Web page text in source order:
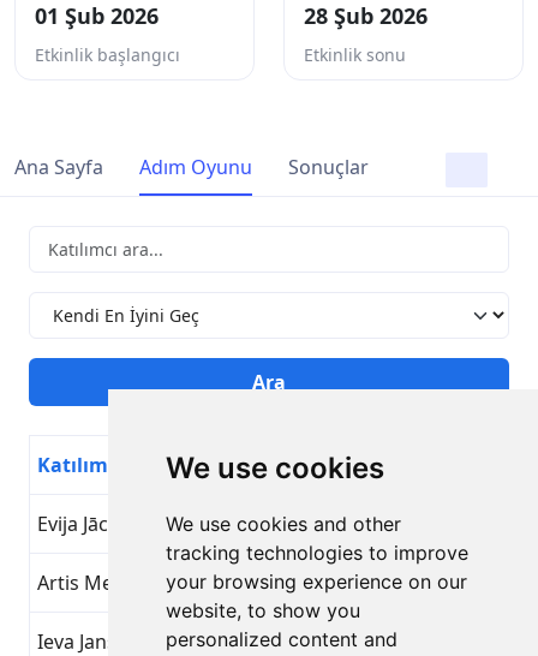
We use cookies
We use cookies and other
tracking technologies to improve
your browsing experience on our
website, to show you
personalized content and
01 Şub 2026
Etkinlik başlangıcı
28 Şub 2026
Etkinlik sonu
Ana Sayfa Adım Oyunu Sonuçlar
Katılımcı Hedef Adı
Evija Jāce Kendi En İyini Geç
Artis Mednis Kendi En İyini Geç 25
Ieva Jansone Kendi En İyini Geç